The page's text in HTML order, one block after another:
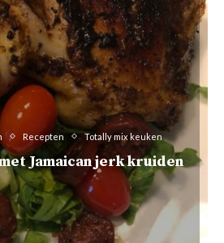
Recepten Totally mix keuken
Jamaican jerk kruiden